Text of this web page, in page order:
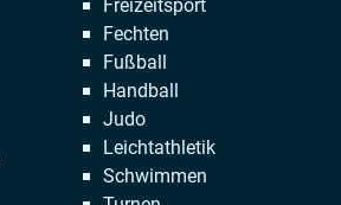
Freizeitsport
Fechten
Fußball
Handball
Judo
Leichtathletik
Schwimmen